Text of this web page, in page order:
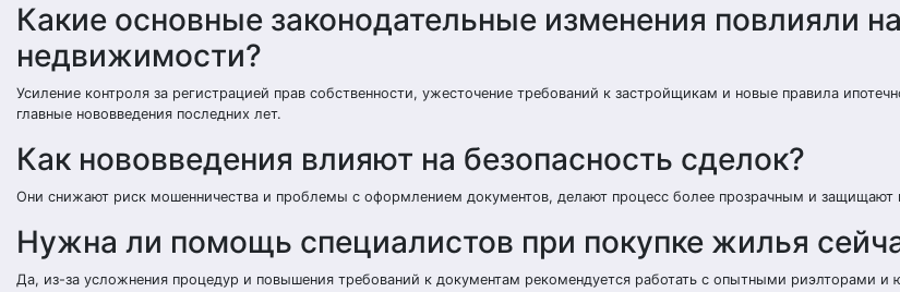
Какие основные законодательные изменения повлияли
недвижимости?
Усиление контроля за регистрацией прав собственности, ужесточение требований к застройщикам и новые правила
главные нововведения последних лет.
Как нововведения влияют на безопасность сделок?
Они снижают риск мошенничества и проблемы с оформлением документов, делают процесс более прозрачным и защищают
Нужна ли помощь специалистов при покупке жилья
Да, из-за усложнения процедур и повышения требований к документам рекомендуется работать с опытными риэлторами и